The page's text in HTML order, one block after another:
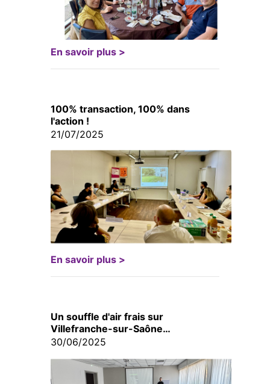
En savoir plus >
100% transaction, 100% dans
l'action !
21/07/2025
En savoir plus >
Un souffle d'air frais sur
Villefranche-sur-Saône…
30/06/2025